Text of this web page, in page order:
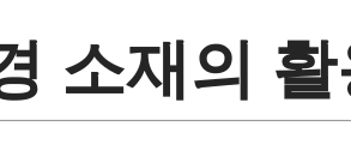
소재의